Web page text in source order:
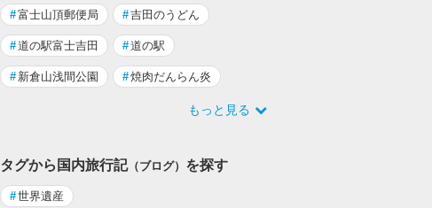
#富士山頂郵便局 #吉田のうどん
#道の駅富士吉田 #道の駅
# 新倉山浅間公園 #焼肉だんらん炎
もっと見る
タグから国内旅行記（ブログ） を探す
#世界遺産